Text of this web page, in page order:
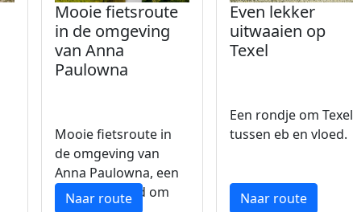
Mooie fietsroute
in de omgeving
van Anna
Paulowna
Mooie fietsroute in
de omgeving van
Anna Paulowna, een
gebied bekend om
Naar route
Even lekker
uitwaaien op
Texel
Een rondje om Texel
tussen eb en vloed.
Naar route